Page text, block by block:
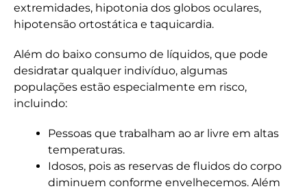
extremidades, hipotonia dos globos oculares,
hipotensão ortostática e taquicardia.
Além do baixo consumo de líquidos, que pode
desidratar qualquer indivíduo, algumas
populações estão especialmente em risco,
incluindo:
Pessoas que trabalham ao ar livre em altas
temperaturas.
Idosos, pois as reservas de fluidos do corpo
diminuem conforme envelhecemos. Além